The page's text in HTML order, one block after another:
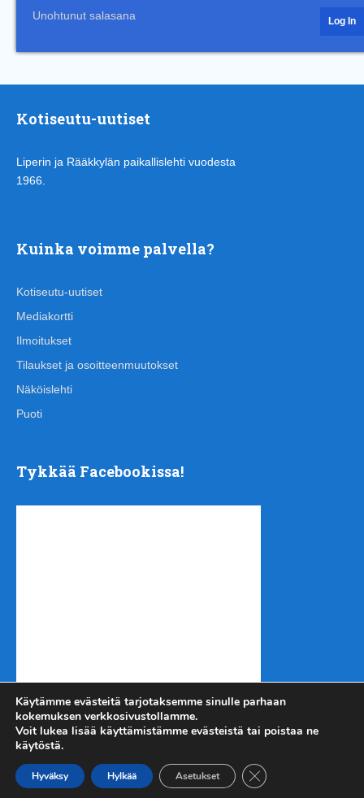
Unohtunut salasana
Kotiseutu-uutiset
Liperin ja Rääkkylän paikallislehti vuodesta
1966.
Kuinka voimme palvella?
Kotiseutu-uutiset
Mediakortti
Ilmoitukset
Tilaukset ja osoitteenmuutokset
Näköislehti
Puoti
Tykkää Facebookissa!
Kotiseutu-uutiset.comCopyright © 2026.
Käytämme evästeitä tarjotaksemme sinulle parhaan
kokemuksen verkkosivustollamme.
Voit lukea lisää käyttämistämme evästeistä tai poistaa ne
käytöstä.
Hyväksy Hylkää Asetukset Sulje evästebanneri